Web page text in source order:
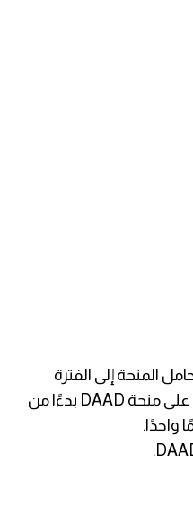
المنحة إلى الفترة
العادية للدراسات في ذلك البرنامج؛ على سبيل المثال، إذا تقدمت بطلب للحصول على منحة DAAD بدءًا من
واحدًا.